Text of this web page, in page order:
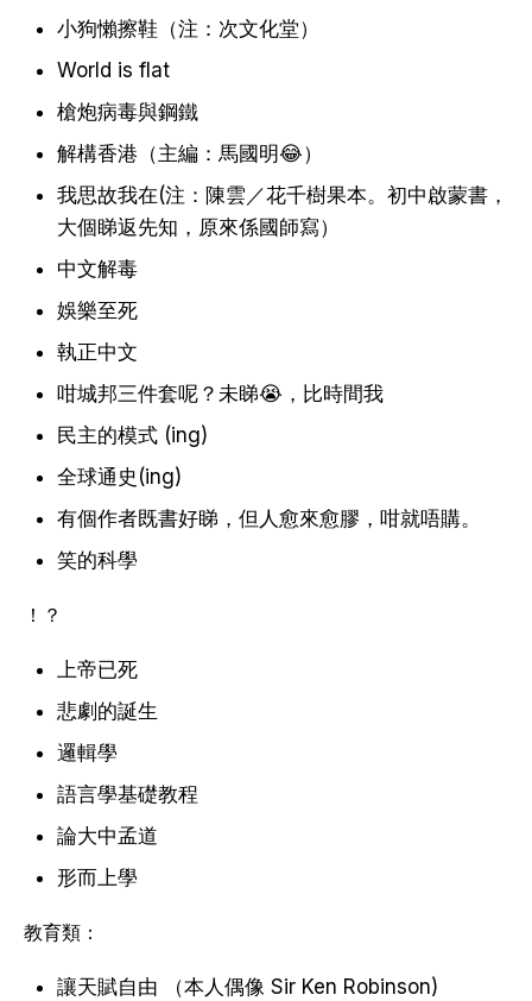
小狗懶擦鞋（注：次文化堂）
World is flat
槍炮病毒與鋼鐵
解構香港（主編：馬國明😂）
我思故我在(注：陳雲／花千樹果本。初中啟蒙書，
大個睇返先知，原來係國師寫）
中文解毒
娛樂至死
執正中文
咁城邦三件套呢？未睇😭，比時間我
民主的模式 (ing)
全球通史(ing)
有個作者既書好睇，但人愈來愈膠，咁就唔購。
笑的科學
！？
上帝已死
悲劇的誕生
邏輯學
語言學基礎教程
論大中孟道
形而上學
教育類：
讓天賦自由 （本人偶像 Sir Ken Robinson)